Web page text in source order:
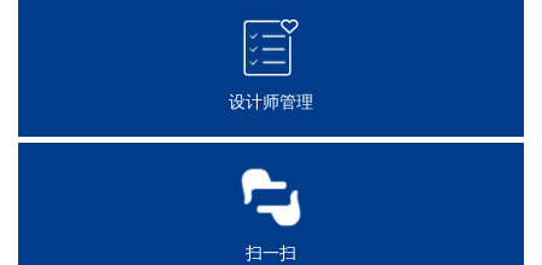
设计师管理
扫一扫